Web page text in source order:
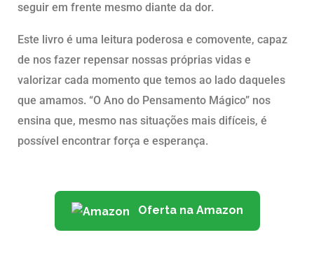
seguir em frente mesmo diante da dor.
Este livro é uma leitura poderosa e comovente, capaz
de nos fazer repensar nossas próprias vidas e
valorizar cada momento que temos ao lado daqueles
que amamos. “O Ano do Pensamento Mágico” nos
ensina que, mesmo nas situações mais difíceis, é
possível encontrar força e esperança.
Oferta na Amazon